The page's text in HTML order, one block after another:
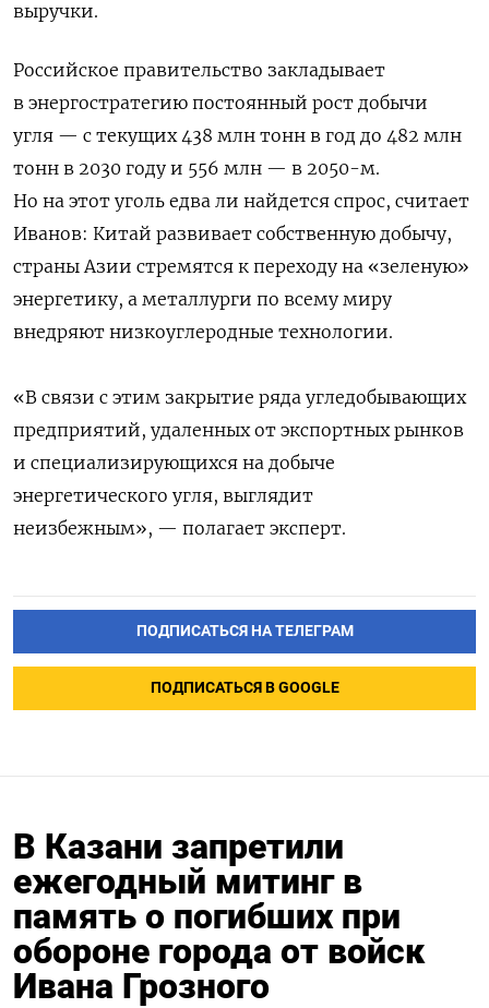
выручки.
Российское правительство закладывает
в энергостратегию постоянный рост добычи
угля — с текущих 438 млн тонн в год до 482 млн
тонн в 2030 году и 556 млн — в 2050-м.
Но на этот уголь едва ли найдется спрос, считает
Иванов: Китай развивает собственную добычу,
страны Азии стремятся к переходу на «зеленую»
энергетику, а металлурги по всему миру
внедряют низкоуглеродные технологии.
«В связи с этим закрытие ряда угледобывающих
предприятий, удаленных от экспортных рынков
и специализирующихся на добыче
энергетического угля, выглядит
неизбежным», — полагает эксперт.
ПОДПИСАТЬСЯ НА ТЕЛЕГРАМ
ПОДПИСАТЬСЯ В GOOGLE
В Казани запретили
ежегодный митинг в
память о погибших при
обороне города от войск
Ивана Грозного